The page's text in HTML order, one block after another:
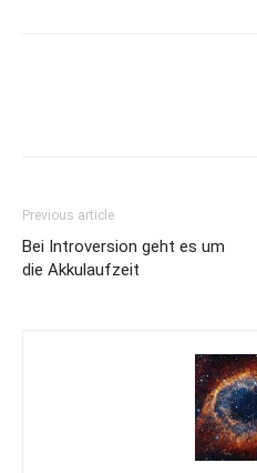
Previous article
Bei Introversion geht es um
die Akkulaufzeit